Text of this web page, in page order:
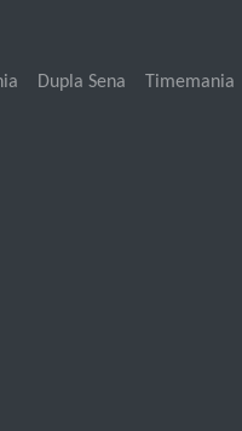
Dupla Sena Timemania